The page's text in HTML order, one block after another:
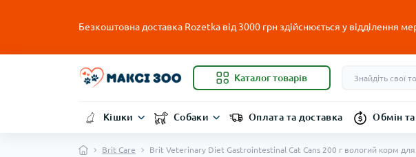
Безкоштовна доставка Rozetka від 3000 грн здійснюється у відділення
Каталог товарів
Кішки Собаки Оплата та доставка Обмін
Brit Care Brit Veterinary Diet Gastrointestinal Cat Cans 200 г вологий корм